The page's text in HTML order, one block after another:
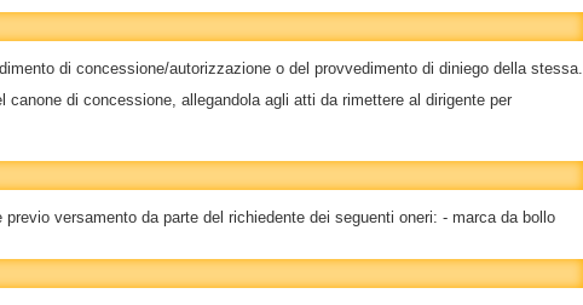
di concessione/autorizzazione o del provvedimento di diniego della stessa.
di concessione, allegandola agli atti da rimettere al dirigente per
versamento da parte del richiedente dei seguenti oneri: - marca da bollo